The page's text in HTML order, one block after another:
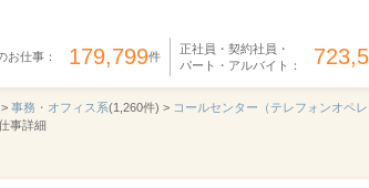
お仕事： 179,799件
正社員・契約社員・
パート・アルバイト：
事務・オフィス系(1,260件) > コールセンター（テレフォンオペ
事詳細